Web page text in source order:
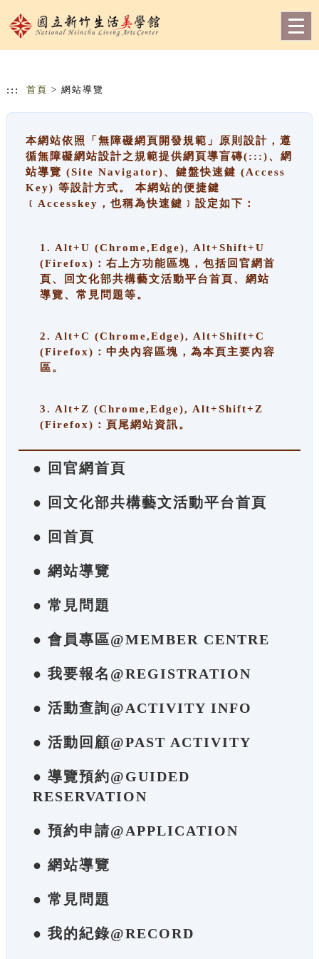
::: 首頁 > 網站導覽
本網站依照「無障礙網頁開發規範」原則設計，遵
循無障礙網站設計之規範提供網頁導盲磚(:::)、網
站導覽 (Site Navigator)、鍵盤快速鍵 (Access
Key) 等設計方式。 本網站的便捷鍵
﹝Accesskey，也稱為快速鍵﹞設定如下：
1. Alt+U (Chrome,Edge), Alt+Shift+U
(Firefox)：右上方功能區塊，包括回官網首
頁、回文化部共構藝文活動平台首頁、網站
導覽、常見問題等。
2. Alt+C (Chrome,Edge), Alt+Shift+C
(Firefox)：中央內容區塊，為本頁主要內容
區。
3. Alt+Z (Chrome,Edge), Alt+Shift+Z
(Firefox)：頁尾網站資訊。
● 回官網首頁
● 回文化部共構藝文活動平台首頁
● 回首頁
● 網站導覽
● 常見問題
● 會員專區@MEMBER CENTRE
● 我要報名@REGISTRATION
● 活動查詢@ACTIVITY INFO
● 活動回顧@PAST ACTIVITY
● 導覽預約@GUIDED
RESERVATION
● 預約申請@APPLICATION
● 網站導覽
● 常見問題
● 我的紀錄@RECORD